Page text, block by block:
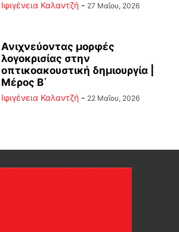
Ιφιγένεια Καλαντζή - 27 Μαΐου, 2026
Ανιχνεύοντας μορφές
λογοκρισίας στην
οπτικοακουστική δημιουργία |
Μέρος B΄
Ιφιγένεια Καλαντζή - 22 Μαΐου, 2026